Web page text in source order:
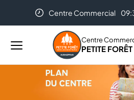
Centre Commercial
Menu
principal
Centre
PETITE FORÊT
Rechercher
Plan du centre